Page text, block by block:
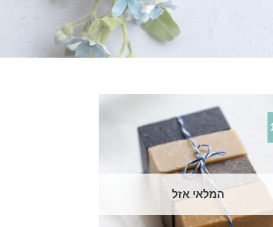
המלאי אזל